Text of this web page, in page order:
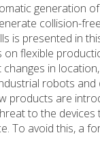
generation
collision-
is presented in
on flexible
changes in
robots and
products are
to the devices
To avoid this, a